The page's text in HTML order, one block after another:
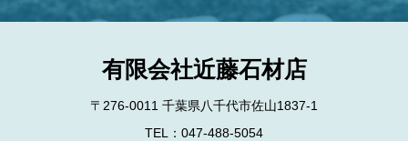
有限会社近藤石材店
〒276-0011 千葉県八千代市佐山1837-1
TEL：047-488-5054